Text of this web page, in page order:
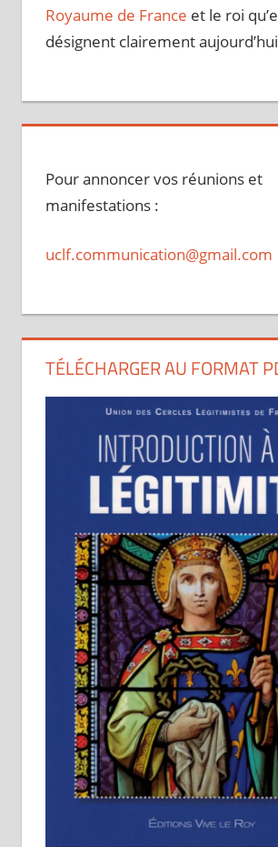
Royaume de France et le roi
désignent clairement
Pour annoncer vos réunions et
manifestations :
uclf.communication@gmail.com
TÉLÉCHARGER AU FORMAT